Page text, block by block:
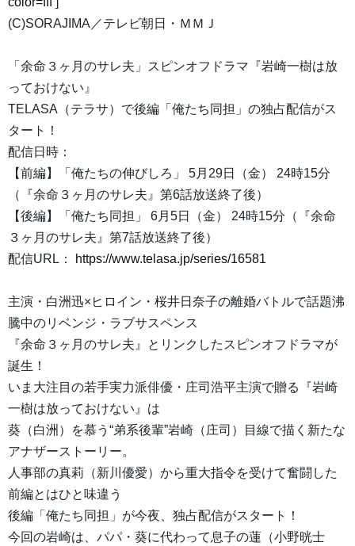
(C)SORAJIMA／テレビ朝日・ＭＭＪ
「余命３ヶ月のサレ夫」スピンオフドラマ『岩崎一樹は放
っておけない』
TELASA（テラサ）で後編「俺たち同担」の独占配信がス
タート！
配信日時：
【前編】「俺たちの伸びしろ」 5月29日（金） 24時15分
（『余命３ヶ月のサレ夫』第6話放送終了後）
【後編】「俺たち同担」 6月5日（金） 24時15分（『余命
３ヶ月のサレ夫』第7話放送終了後）
配信URL：
https://www.telasa.jp/series/16581
主演・白洲迅×ヒロイン・桜井日奈子の離婚バトルで話題沸
騰中のリベンジ・ラブサスペンス
『余命３ヶ月のサレ夫』とリンクしたスピンオフドラマが
誕生！
いま大注目の若手実力派俳優・庄司浩平主演で贈る『岩崎
一樹は放っておけない』は
葵（白洲）を慕う“弟系後輩”岩崎（庄司）目線で描く新たな
アナザーストーリー。
人事部の真莉（新川優愛）から重大指令を受けて奮闘した
前編とはひと味違う
後編「俺たち同担」が今夜、独占配信がスタート！
今回の岩崎は、パパ・葵に代わって息子の蓮（小野晄士